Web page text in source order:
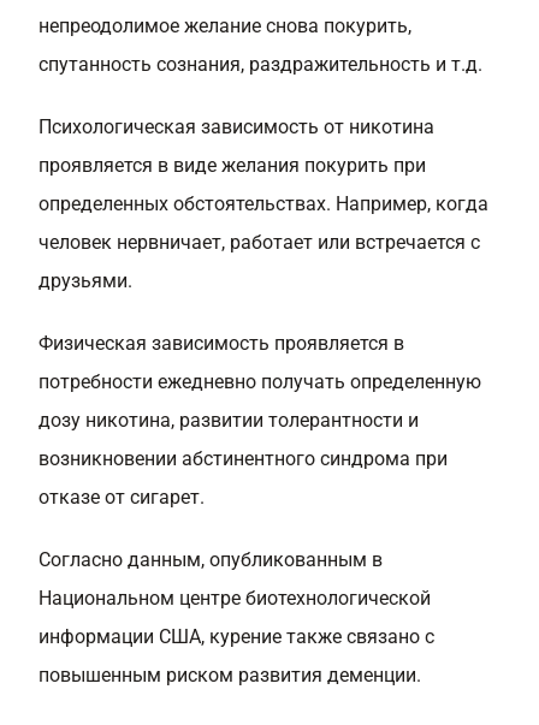
непреодолимое желание снова покурить,
спутанность сознания, раздражительность и т.д.
Психологическая зависимость от никотина
проявляется в виде желания покурить при
определенных обстоятельствах. Например, когда
человек нервничает, работает или встречается с
друзьями.
Физическая зависимость проявляется в
потребности ежедневно получать определенную
дозу никотина, развитии толерантности и
возникновении абстинентного синдрома при
отказе от сигарет.
Согласно данным, опубликованным в
Национальном центре биотехнологической
информации США, курение также связано с
повышенным риском развития деменции.